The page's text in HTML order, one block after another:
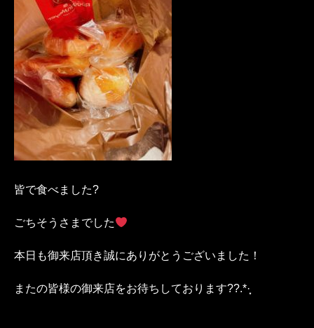
皆で食べました?
ごちそうさまでした
本日も御来店頂き誠にありがとうございました！
またの皆様の御来店をお待ちしております??.*·̩͙